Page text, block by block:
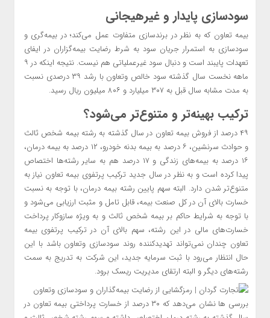
سودسازی پایدار و غیرهیجانی
بیمه تعاون که به نظر در برندسازی متفاوت عمل می‌کند؛ در بیمه‌گری و
سودسازی به استمرار جریان سود به شرط رضایت بیمه‌گزاران در ایفای
تعهدات پایبند است و دنبال سود غیرعملیاتی هم نیست. نتیجه اینکه در ۹
ماهه نخست سال گذشته سود خالص وتعاون با رشد ۳۹ درصدی نسبت
به مدت مشابه سال قبل به ۳۰۷ میلیارد و ۸۰۶ میلیون ریال رسید.
ترکیب بهینه‌تر و متنوع‌تر می‌شود؟
۴۹ درصد از فروش بیمه تعاون در سال گذشته به رشته بیمه شخص ثالث
و حوادث سرنشین، ۶ درصد به بیمه بدنه خودرو، ۱۲ درصد به بیمه درمان،
۱۶ درصد به بیمه‌های زندگی و ۱۷ درصد هم به سایر رشته‌ها اختصاص
پیدا کرده است و به نظر در سال جدید ترکیب پرتفوی بیمه تعاون نیاز به
متنوع‌تر شدن دارد. البته سهم پایین رشته بیمه درمان، با توجه به نسبت
خسارت بالای آن در کل صنعت بیمه، قابل تامل و مثبت ارزیابی می‌شود و
با توجه به شرایط حاکم بر بیمه شخص ثالث و به ویژه سازوکار پرداخت
خسارت‌های مالی در این رشته، سهم بالای آن در ترکیب پرتفوی بیمه
تعاون چندان نمی‌تواند تهدید‌کننده روند سودسازی وتعاون باشد با این
حال انتظار می‌رود با ثبت سرمایه جدید، این شرکت به تدریج به سمت
رشته‌های دیگر و البته ارتقای مدیریت ریسک برود.
بررسی ها نشان می‌دهد که ۳۰ درصد از خسارت پرداختی بیمه تعاون در